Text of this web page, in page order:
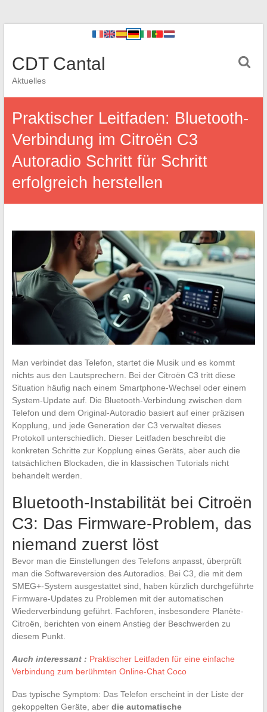
CDT Cantal
Aktuelles
Praktischer Leitfaden: Bluetooth-
Verbindung im Citroën C3
Autoradio Schritt für Schritt
erfolgreich herstellen
Man verbindet das Telefon, startet die Musik und es kommt
nichts aus den Lautsprechern. Bei der Citroën C3 tritt diese
Situation häufig nach einem Smartphone-Wechsel oder einem
System-Update auf. Die Bluetooth-Verbindung zwischen dem
Telefon und dem Original-Autoradio basiert auf einer präzisen
Kopplung, und jede Generation der C3 verwaltet dieses
Protokoll unterschiedlich. Dieser Leitfaden beschreibt die
konkreten Schritte zur Kopplung eines Geräts, aber auch die
tatsächlichen Blockaden, die in klassischen Tutorials nicht
behandelt werden.
Bluetooth-Instabilität bei Citroën
C3: Das Firmware-Problem, das
niemand zuerst löst
Bevor man die Einstellungen des Telefons anpasst, überprüft
man die Softwareversion des Autoradios. Bei C3, die mit dem
SMEG+-System ausgestattet sind, haben kürzlich durchgeführte
Firmware-Updates zu Problemen mit der automatischen
Wiederverbindung geführt. Fachforen, insbesondere Planète-
Citroën, berichten von einem Anstieg der Beschwerden zu
diesem Punkt.
Auch interessant : Praktischer Leitfaden für eine einfache
Verbindung zum berühmten Online-Chat Coco
Das typische Symptom: Das Telefon erscheint in der Liste der
gekoppelten Geräte, aber die automatische